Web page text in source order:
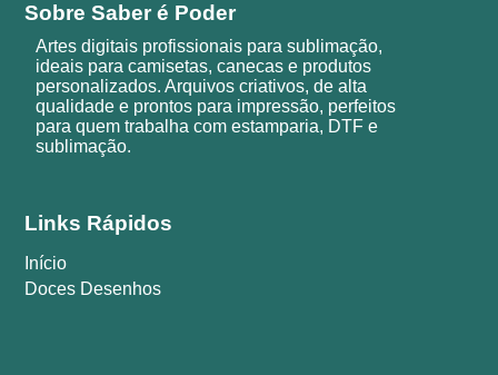
Sobre Saber é Poder
Artes digitais profissionais para sublimação,
ideais para camisetas, canecas e produtos
personalizados. Arquivos criativos, de alta
qualidade e prontos para impressão, perfeitos
para quem trabalha com estamparia, DTF e
sublimação.
Links Rápidos
Início
Doces Desenhos